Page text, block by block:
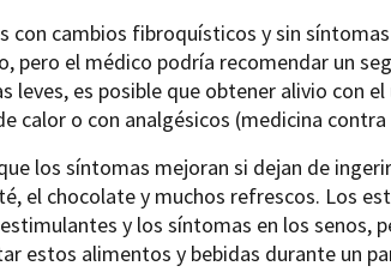
con cambios fibroquísticos y sin
pero el médico podría recomendar un
leves, es posible que obtener alivio con
calor o con analgésicos (medicina
los síntomas mejoran si dejan de
el chocolate y muchos refrescos. Los
y los síntomas en los senos,
estos alimentos y bebidas durante un